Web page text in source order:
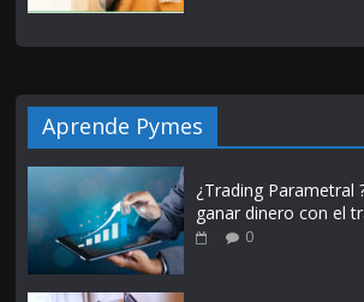
Aprende Pymes
¿Trading Parametral
ganar dinero con el
0